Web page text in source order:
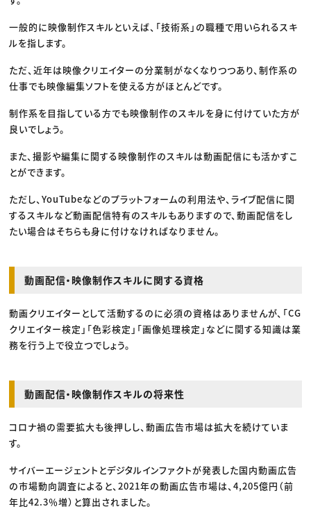
一般的に映像制作スキルといえば、「技術系」の職種で用いられるスキ
ルを指します。
ただ、近年は映像クリエイターの分業制がなくなりつつあり、制作系の
仕事でも映像編集ソフトを使える方がほとんどです。
制作系を目指している方でも映像制作のスキルを身に付けていた方が
良いでしょう。
また、撮影や編集に関する映像制作のスキルは動画配信にも活かすこ
とができます。
ただし、YouTubeなどのプラットフォームの利用法や、ライブ配信に関
するスキルなど動画配信特有のスキルもありますので、動画配信をし
たい場合はそちらも身に付けなければなりません。
動画配信・映像制作スキルに関する資格
動画クリエイターとして活動するのに必須の資格はありませんが、「CG
クリエイター検定」「色彩検定」「画像処理検定」などに関する知識は業
務を行う上で役立つでしょう。
動画配信・映像制作スキルの将来性
コロナ禍の需要拡大も後押しし、動画広告市場は拡大を続けていま
す。
サイバーエージェントとデジタルインファクトが発表した国内動画広告
の市場動向調査によると、2021年の動画広告市場は、4,205億円（前
年比42.3％増）と算出されました。